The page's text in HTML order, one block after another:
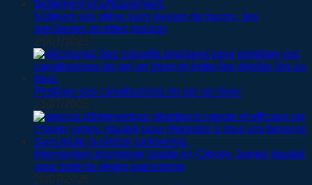
Nettoyer ses vitres sans laisser de traces : les
meilleures recettes maison
25/07/2026
Protéger ses canalisations du gel en hiver
23/07/2026
Intervention plomberie rapide en Citroën Jumpy équipé
pour toute la région parisienne
20/07/2026